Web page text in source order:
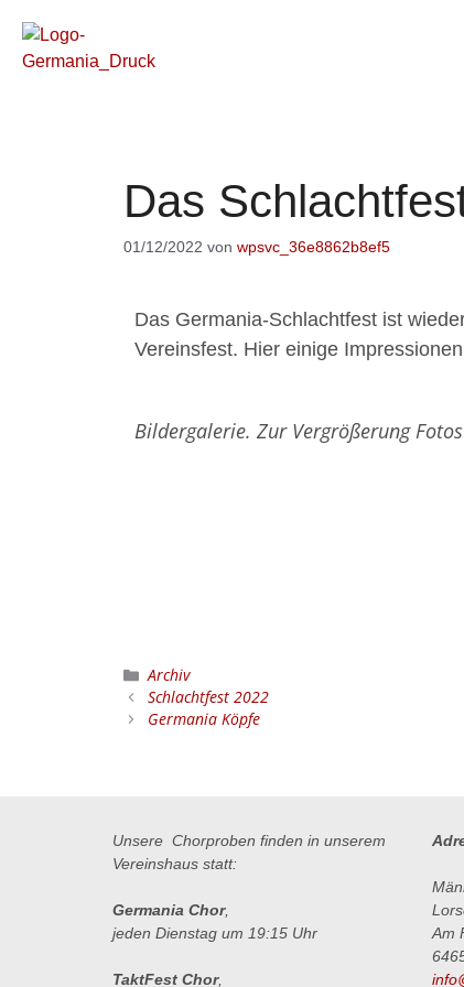
Das
01/12/2022 von wpsvc_36e8862b8ef5
Das Germania-Schlachtfest ist
Vereinsfest. Hier einige
Bildergalerie. Zur Vergrößerung
Archiv
Schlachtfest 2022
Germania Köpfe
Unsere Chorproben finden in unserem
Vereinshaus statt:
Germania Chor,
jeden Dienstag um 19:15 Uhr
TaktFest Chor,
Am